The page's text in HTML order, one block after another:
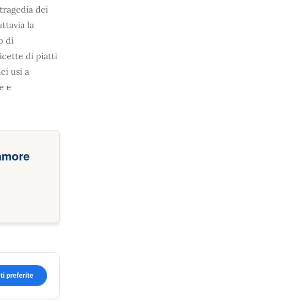
dei
la
di
di piatti
usi a
e
preferite